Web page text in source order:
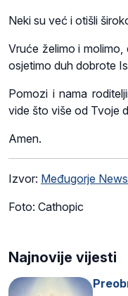
Neki su već i otišli
Vruće želimo i
osjetimo duh dobrote
Pomozi i nama
vide što više od Tvoje
Amen.
Izvor: Međugorje News
Foto: Cathopic
Najnovije vijesti